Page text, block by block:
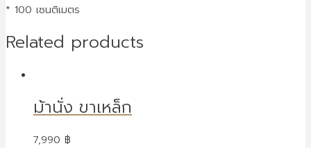
* 100 เซนติเมตร
Related products
ม้านั่ง ขาเหล็ก
7,990 ฿